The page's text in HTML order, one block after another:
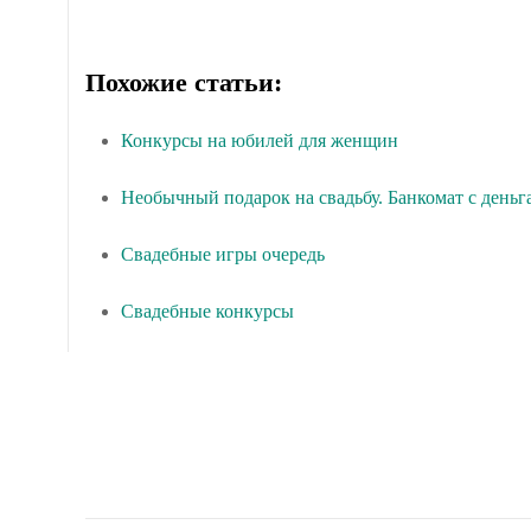
Похожие статьи:
Конкурсы на юбилей для женщин
Необычный подарок на свадьбу. Банкомат с
Свадебные игры очередь
Свадебные конкурсы